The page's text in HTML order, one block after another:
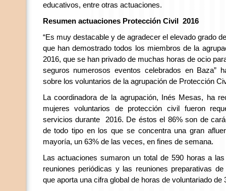
educativos, entre otras actuaciones.
Resumen actuaciones Protección Civil 2016
“Es muy destacable y de agradecer el elevado grado
que han demostrado todos los miembros de la
2016, que se han privado de muchas horas de ocio
seguros numerosos eventos celebrados en Baza”
sobre los voluntarios de la agrupación de Protección
La coordinadora de la agrupación, Inés Mesas, ha
mujeres voluntarios de protección civil fueron
servicios durante 2016. De éstos el 86% son de
de todo tipo en los que se concentra una gran
mayoría, un 63% de las veces, en fines de semana.
Las actuaciones sumaron un total de 590 horas a
reuniones periódicas y las reuniones preparativas
que aporta una cifra global de horas de voluntariado de